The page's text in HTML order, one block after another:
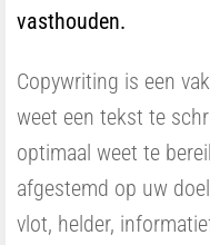
vasthouden.
Copywriting is een
weet een tekst te
optimaal weet te
afgestemd op uw
vlot, helder,